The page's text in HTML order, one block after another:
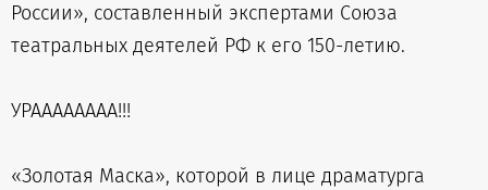
России», составленный экспертами Союза
театральных деятелей РФ к его 150-летию.
УРАААААААА!!!
«Золотая Маска», которой в лице драматурга